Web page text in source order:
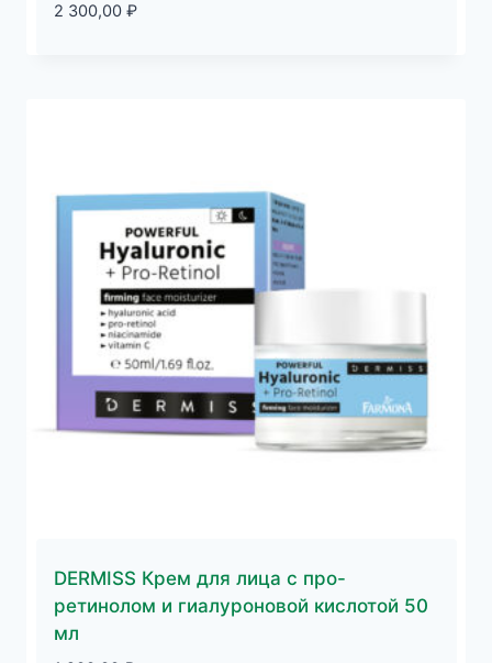
2 300,00 ₽
DERMISS Крем для лица с про-
ретинолом и гиалуроновой кислотой 50
мл